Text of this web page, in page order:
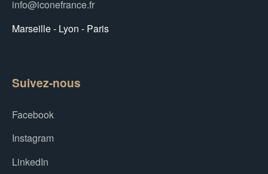
info@iconefrance.fr
Marseille - Lyon - Paris
Suivez-nous
Facebook
Instagram
LinkedIn